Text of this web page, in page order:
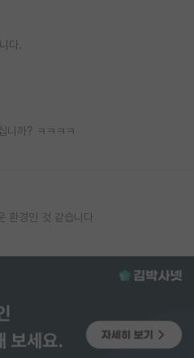
다.
니까? ㅋㅋㅋㅋ
환경인 것 같습니다